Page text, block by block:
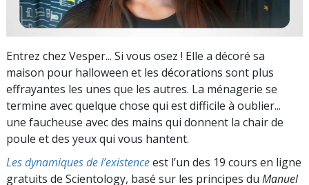
Entrez chez Vesper... Si vous osez ! Elle a décoré sa
maison pour halloween et les décorations sont plus
effrayantes les unes que les autres. La ménagerie se
termine avec quelque chose qui est difficile à oublier...
une faucheuse avec des mains qui donnent la chair de
poule et des yeux qui vous hantent.
Les dynamiques de l’existenceest l’un des 19 cours en ligne
gratuits de Scientology, basé sur les principes du Manuel